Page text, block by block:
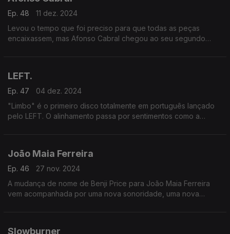
Ep. 48
11 dez. 2024
Levou o tempo que foi preciso para que todas as peças
encaixassem, mas Afonso Cabral chegou ao seu segundo
LEFT.
Ep. 47
04 dez. 2024
"Limbo" é o primeiro disco totalmente em português lançado
pelo LEFT. O alinhamento passa por sentimentos como a
João Maia Ferreira
Ep. 46
27 nov. 2024
A mudança de nome de Benji Price para João Maia Ferreira
vem acompanhada por uma nova sonoridade, uma nova
Slowburner